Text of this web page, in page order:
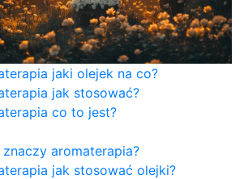
jaki olejek na co?
jak stosować?
co to jest?
aromaterapia?
jak stosować olejki?